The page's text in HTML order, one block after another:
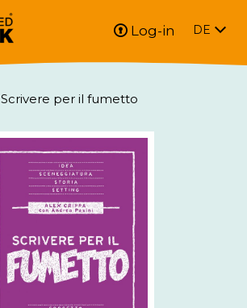
Log-in DE
Scrivere per il fumetto